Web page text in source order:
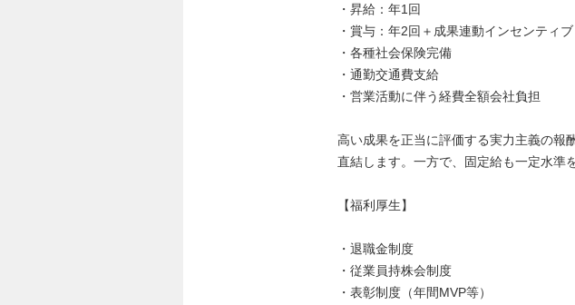
・昇給：年1回
・賞与：年2回＋成果連動インセンティブ
・各種社会保険完備
・通勤交通費支給
・営業活動に伴う経費全額会社負担
高い成果を正当に評価する実力主義の報
直結します。一方で、固定給も一定水準
【福利厚生】
・退職金制度
・従業員持株会制度
・表彰制度（年間MVP等）